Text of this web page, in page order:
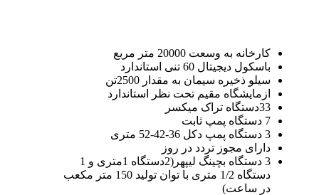
کارخانه به وسعت 20000 متر مربع
باسکول دیجیتال 60 تنی استاندارد
سیلو ذخیره سیمان به مقدار 2500تن
ازمایشگاه مقیم تحت نظر استاندارد
33دستگاه تراک میکسر
7 دستگاه پمپ ثابت
3 دستگاه پمپ دکل 36-42-52 متری
دارای مجوز تردد در روز
3 دستگاه بچینگ لیپهر(2دستگاه 1متری و 1
دستگاه 1/2 متری با توان تولید 150 متر مکعب
در ساعت)